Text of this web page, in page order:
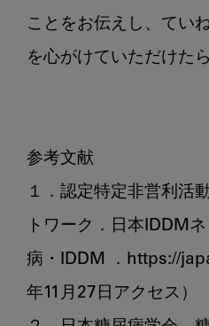
ことをお伝えし、てい
を心がけていただけた
参考文献
１．認定特定非営利活
トワーク．日本IDDM
病・IDDM ．https://
年11月27日アクセス）